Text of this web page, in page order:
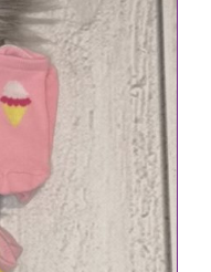
DETAILS